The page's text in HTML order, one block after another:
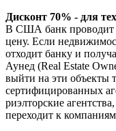
Дисконт 70% - для
В США банк проводит
цену. Если
отходит банку и
Аунед (Real Estate
выйти на эти объекты
сертифицированных
риэлторские
переходит к